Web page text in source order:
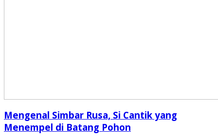
Mengenal Simbar Rusa, Si Cantik yang
Menempel di Batang Pohon